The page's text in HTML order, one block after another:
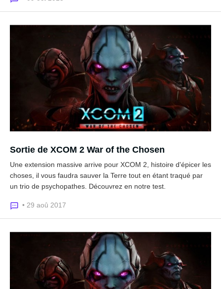
Sortie de XCOM 2 War of the Chosen
Une extension massive arrive pour XCOM 2, histoire d'épicer les
choses, il vous faudra sauver la Terre tout en étant traqué par
un trio de psychopathes. Découvrez en notre test.
• 29 aoû 2017